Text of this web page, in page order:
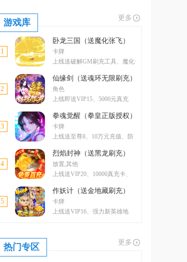
游戏库 更多
1
卧龙三国（送魔化张飞）
卡牌
上线送破解GM刷充工具、魔化·
2
仙缘剑（送魂环无限刷充）
角色
上线即送VIP15、5000元真充
3
拳魂觉醒（拳皇正版授权）
卡牌
上线送至尊8、10万元充值、防
4
烈焰封神（送黑龙刷充）
放置,其他
上线送VIP20、10000真充卡、
5
作妖计（送金地藏刷充）
卡牌
上线送VIP16、强力新英雄地
热门专区 更多